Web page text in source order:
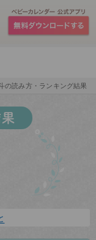
の読み方・ランキング結果